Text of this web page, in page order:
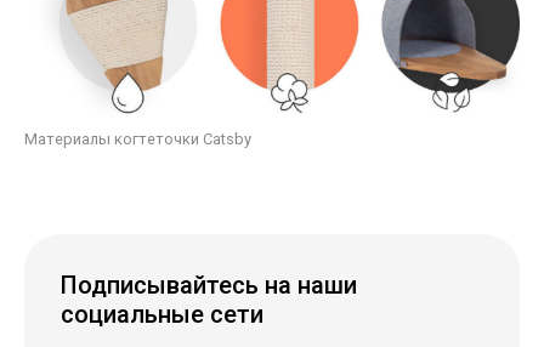
Материалы когтеточки Catsby
Подпи­сы­вай­тесь на наши
социальные сети